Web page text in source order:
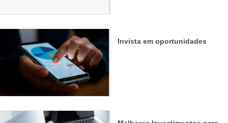
Invista em oportunidades